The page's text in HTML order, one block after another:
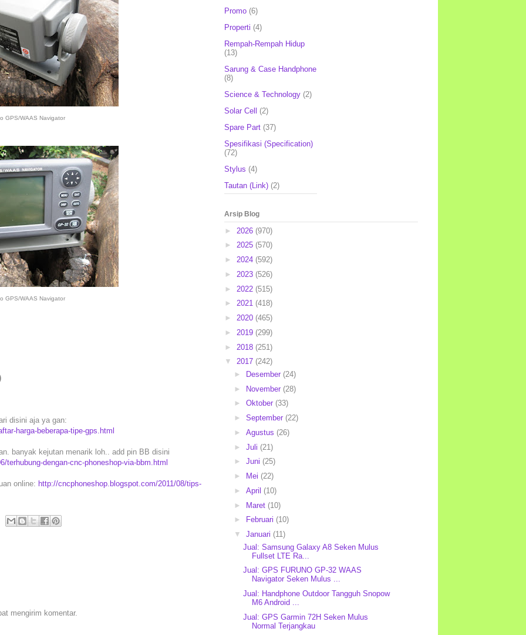
GPS/WAAS Navigator
GPS/WAAS Navigator
disini aja ya gan:
harga-beberapa-tipe-gps.html
banyak kejutan menarik loh.. add pin BB disini
terhubung-dengan-cnc-phoneshop-via-bbm.html
online: http://cncphoneshop.blogspot.com/2011/08/tips-
mengirim komentar.
Promo (6)
Properti (4)
Rempah-Rempah Hidup
(13)
Sarung & Case Handphone
(8)
Science & Technology (2)
Solar Cell (2)
Spare Part (37)
Spesifikasi (Specification)
(72)
Stylus (4)
Tautan (Link) (2)
Arsip Blog
► 2026 (970)
► 2025 (570)
► 2024 (592)
► 2023 (526)
► 2022 (515)
► 2021 (418)
► 2020 (465)
► 2019 (299)
► 2018 (251)
▼ 2017 (242)
►
Desember (24)
► November (28)
► Oktober (33)
► September (22)
► Agustus (26)
► Juli (21)
► Juni (25)
►
Mei (22)
► April (10)
► Maret (10)
►
Februari (10)
▼ Januari (11)
Jual: Samsung Galaxy A8 Seken Mulus
Fullset LTE Ra...
Jual: GPS FURUNO GP-32 WAAS
Navigator Seken Mulus ...
Jual: Handphone Outdoor Tangguh Snopow
M6 Android ...
Jual: GPS Garmin 72H Seken Mulus
Normal Terjangkau